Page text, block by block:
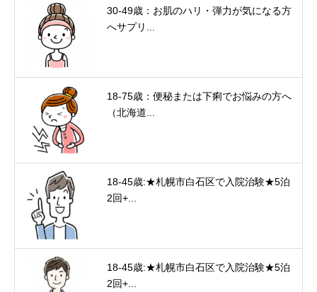
30-49歳：お肌のハリ・弾力が気になる方
へサプリ...
18-75歳：便秘または下痢でお悩みの方へ
（北海道...
18-45歳:★札幌市白石区で入院治験★5泊
2回+...
18-45歳:★札幌市白石区で入院治験★5泊
2回+...